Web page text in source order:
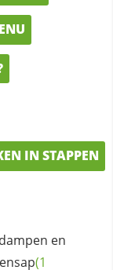
IN STAPPEN
en
(1